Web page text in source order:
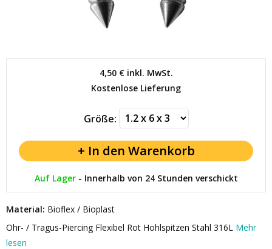
4,50 €inkl. MwSt.
Kostenlose Lieferung
Größe:
Auf Lager- Innerhalb von 24 Stunden verschickt
Material: Bioflex / Bioplast
Ohr- / Tragus-Piercing Flexibel Rot Hohlspitzen Stahl 316L Mehr
lesen